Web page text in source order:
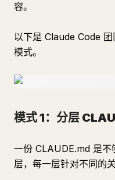
容。
以下是 Claude Code
模式。
模式 1：分层
一份 CLAUDE.md 是
层，每一层针对不同的关